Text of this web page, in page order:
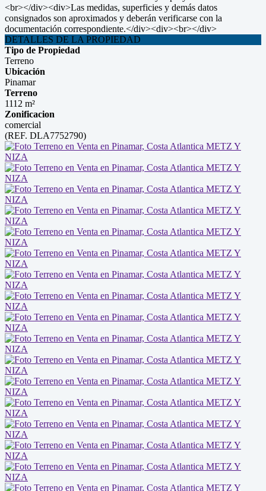
<br></div><div>Las medidas, superficies y demás datos
consignados son aproximados y deberán verificarse con la
documentación correspondiente.</div><div><br></div>
DETALLES DE LA PROPIEDAD
Tipo de Propiedad
Terreno
Ubicación
Pinamar
Terreno
1112 m²
Zonificacion
comercial
(REF. DLA7752790)